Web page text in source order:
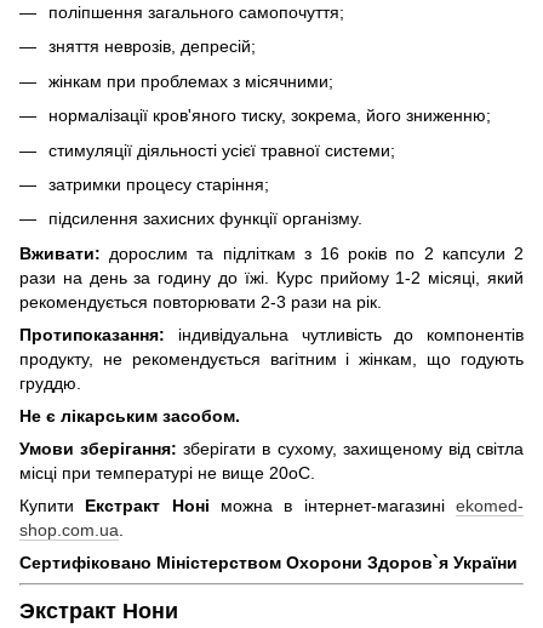
поліпшення загального самопочуття;
зняття неврозів, депресій;
жінкам при проблемах з місячними;
нормалізації кров'яного тиску, зокрема, його зниженню;
стимуляції діяльності усієї травної системи;
затримки процесу старіння;
підсилення захисних функції організму.
Вживати: дорослим та підліткам з 16 років по 2 капсули 2
рази на день за годину до їжі. Курс прийому 1-2 місяці, який
рекомендується повторювати 2-3 рази на рік.
Протипоказання: індивідуальна чутливість до компонентів
продукту, не рекомендується вагітним і жінкам, що годують
груддю.
Не є лікарським засобом.
Умови зберігання: зберігати в сухому, захищеному від світла
місці при температурі не вище 20оС.
Купити Екстракт Ноні можна в інтернет-магазиніekomed-
shop.com.ua
Сертифіковано Міністерством Охорони Здоров`я України
Экстракт Нони